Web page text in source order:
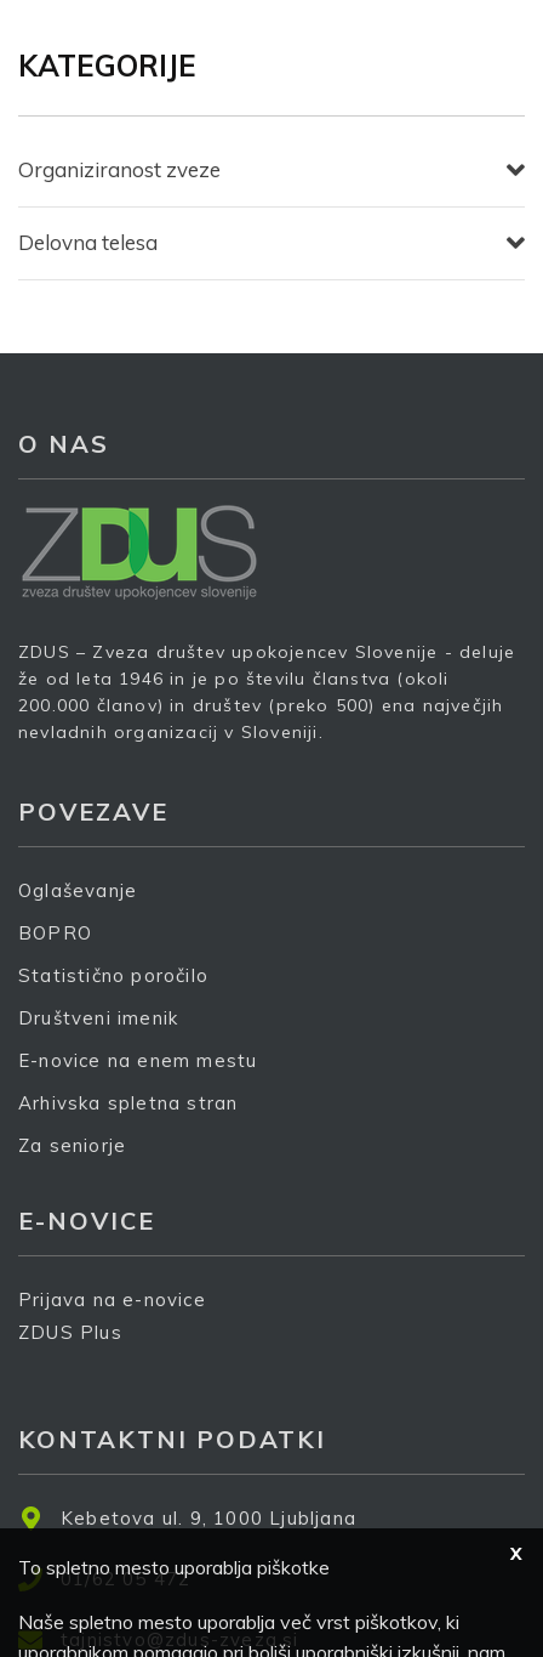
KATEGORIJE
Organiziranost zveze
Delovna telesa
O NAS
ZDUS – Zveza društev upokojencev Slovenije - deluje
že od leta 1946 in je po številu članstva (okoli
200.000 članov) in društev (preko 500) ena največjih
nevladnih organizacij v Sloveniji.
POVEZAVE
Oglaševanje
BOPRO
Statistično poročilo
Društveni imenik
E-novice na enem mestu
Arhivska spletna stran
Za seniorje
E-NOVICE
Prijava na e-novice
ZDUS Plus
KONTAKTNI PODATKI
Kebetova ul. 9, 1000 Ljubljana
01/62 05 472
tajnistvo@zdus-zveza.si
X
To spletno mesto uporablja piškotke
Naše spletno mesto uporablja več vrst piškotkov, ki